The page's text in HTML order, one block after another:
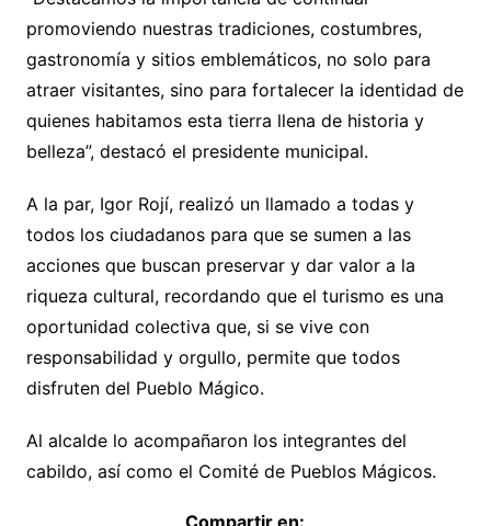
promoviendo nuestras tradiciones, costumbres,
gastronomía y sitios emblemáticos, no solo para
atraer visitantes, sino para fortalecer la identidad de
quienes habitamos esta tierra llena de historia y
belleza”, destacó el presidente municipal.
A la par, Igor Rojí, realizó un llamado a todas y
todos los ciudadanos para que se sumen a las
acciones que buscan preservar y dar valor a la
riqueza cultural, recordando que el turismo es una
oportunidad colectiva que, si se vive con
responsabilidad y orgullo, permite que todos
disfruten del Pueblo Mágico.
Al alcalde lo acompañaron los integrantes del
cabildo, así como el Comité de Pueblos Mágicos.